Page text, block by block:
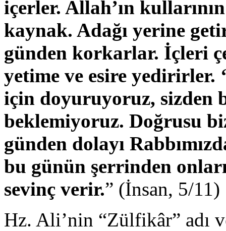
içerler. Allah’ın
kaynak. Adağı yerine
günden korkarlar. İçleri
yetime ve esire yedirirler.
için doyuruyoruz, sizden
beklemiyoruz. Doğrusu
günden dolayı
bu günün şerrinden
sevinç verir.” (İnsan, 5/11)
Hz. Ali’nin “Zülfikâr” adı